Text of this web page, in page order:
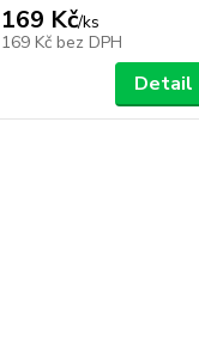
169 Kč/ks
169 Kč bez DPH
Detail